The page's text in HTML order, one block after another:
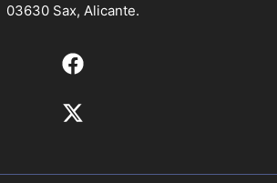
03630 Sax, Alicante.